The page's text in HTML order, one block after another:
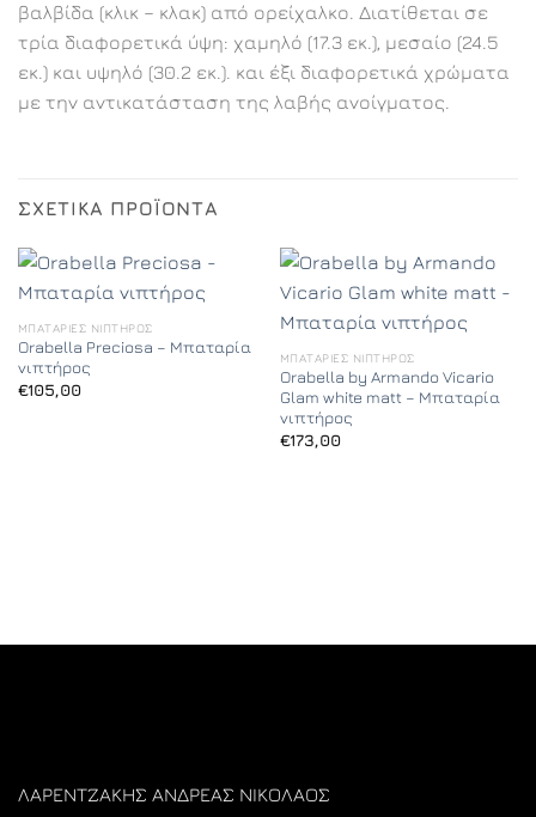
βαλβίδα (κλικ – κλακ) από ορείχαλκο. Διατίθεται σε
τρία διαφορετικά ύψη: χαμηλό (17.3 εκ.), μεσαίο (24.5
εκ.) και υψηλό (30.2 εκ.). και έξι διαφορετικά χρώματα
με την αντικατάσταση της λαβής ανοίγματος.
ΣΧΕΤΙΚΆ ΠΡΟΪΌΝΤΑ
ΜΠΑΤΑΡΊΕΣ ΝΙΠΤΉΡΟΣ
Orabella Preciosa – Μπαταρία
νιπτήρος
€105,00
ΜΠΑΤΑΡΊΕΣ ΝΙΠΤΉΡΟΣ
Orabella by Armando Vicario
Glam white matt – Μπαταρία
νιπτήρος
€173,00
ΛΑΡΕΝΤΖΑΚΗΣ ΑΝΔΡΕΑΣ ΝΙΚΟΛΑΟΣ